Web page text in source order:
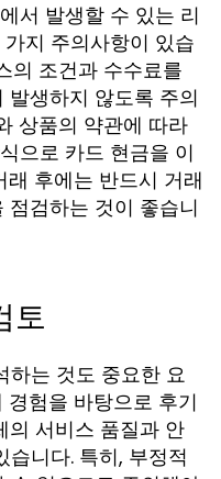
서 발생할 수 있는 리
지 주의사항이 있습
의 조건과 수수료를
발생하지 않도록 주의
상품의 약관에 따라
으로 카드 현금을 이
후에는 반드시 거래
점검하는 것이 좋습니
토
하는 것도 중요한 요
험을 바탕으로 후기
의 서비스 품질과 안
니다. 특히, 부정적